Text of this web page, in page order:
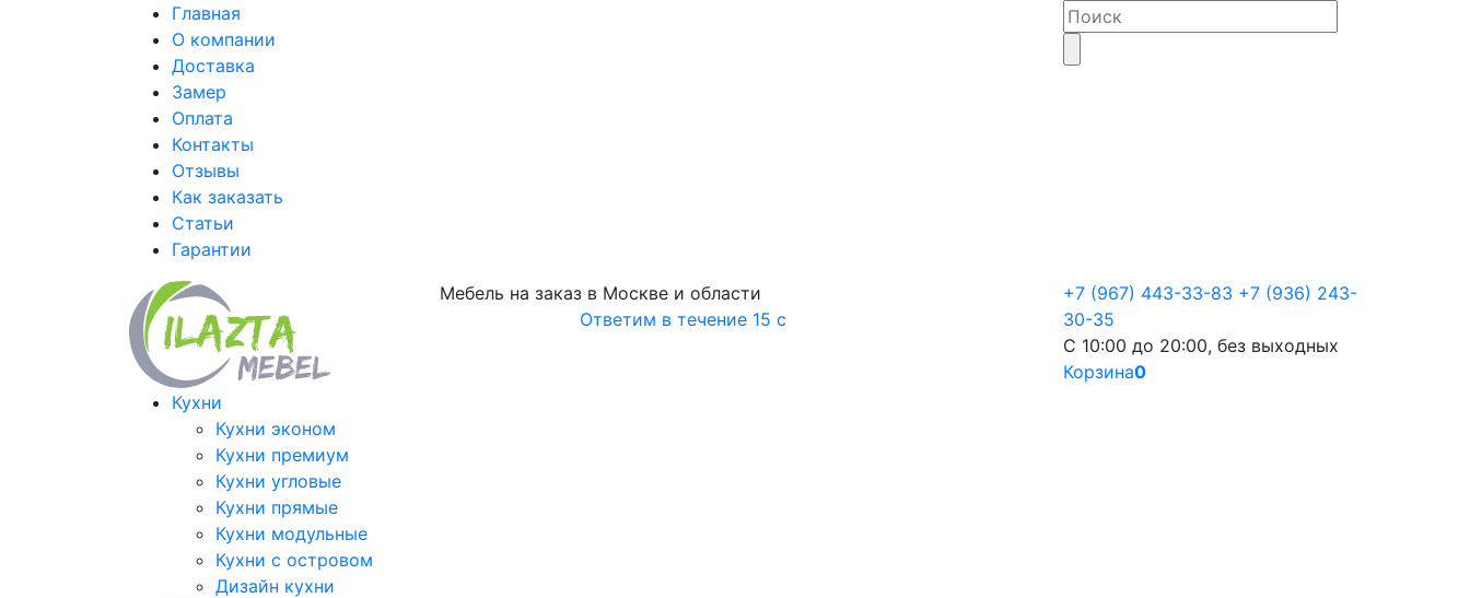
Главная
О компании
Доставка
Замер
Оплата
Контакты
Отзывы
Как заказать
Статьи
Гарантии
Мебель на заказ в Москве и области
Ответим в течение 15 с
+7 (967) 443-33-83 +7 (936) 243-
30-35
С 10:00 до 20:00, без выходных
Корзина0
Кухни
Кухни эконом
Кухни премиум
Кухни угловые
Кухни прямые
Кухни модульные
Кухни с островом
Дизайн кухни